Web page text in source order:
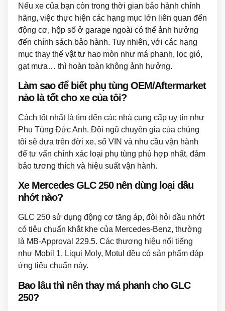
Nếu xe của bạn còn trong thời gian bảo hành chính
hãng, việc thực hiện các hạng mục lớn liên quan đến
động cơ, hộp số ở garage ngoài có thể ảnh hưởng
đến chính sách bảo hành. Tuy nhiên, với các hạng
mục thay thế vật tư hao mòn như má phanh, lọc gió,
gạt mưa… thì hoàn toàn không ảnh hưởng.
Làm sao để biết phụ tùng OEM/Aftermarket
nào là tốt cho xe của tôi?
Cách tốt nhất là tìm đến các nhà cung cấp uy tín như
Phụ Tùng Đức Anh. Đội ngũ chuyên gia của chúng
tôi sẽ dựa trên đời xe, số VIN và nhu cầu vận hành
để tư vấn chính xác loại phụ tùng phù hợp nhất, đảm
bảo tương thích và hiệu suất vận hành.
Xe Mercedes GLC 250 nên dùng loại dầu
nhớt nào?
GLC 250 sử dụng động cơ tăng áp, đòi hỏi dầu nhớt
có tiêu chuẩn khắt khe của Mercedes-Benz, thường
là MB-Approval 229.5. Các thương hiệu nổi tiếng
như Mobil 1, Liqui Moly, Motul đều có sản phẩm đáp
ứng tiêu chuẩn này.
Bao lâu thì nên thay má phanh cho GLC
250?